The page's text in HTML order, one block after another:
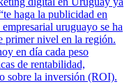
haga la publicidad en
uruguayo se ha
primer nivel en la región.
en día cada peso
de rentabilidad,
sobre la inversión (ROI).